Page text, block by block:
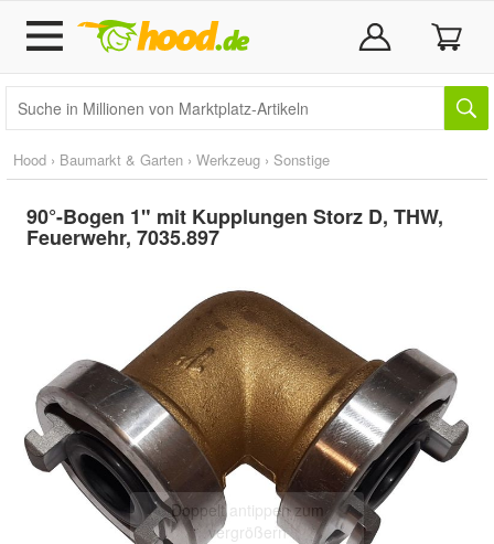
Hood › Baumarkt & Garten › Werkzeug › Sonstige
90°-Bogen 1" mit Kupplungen Storz D, THW,
Feuerwehr, 7035.897
Doppelt antippen zum
vergrößern